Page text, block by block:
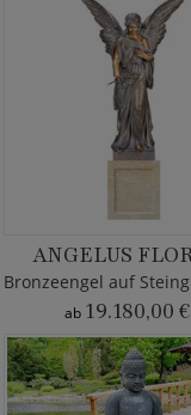
ANGELUS
ab 19.180,00 €